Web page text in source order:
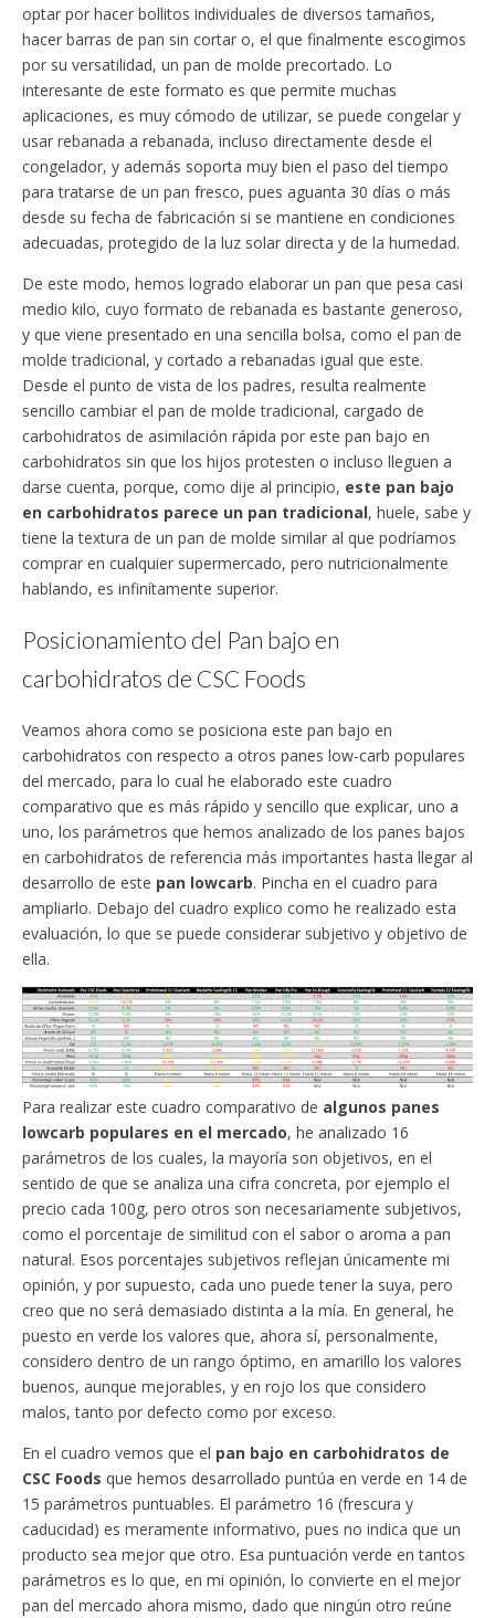
optar por hacer bollitos individuales de diversos tamaños,
hacer barras de pan sin cortar o, el que finalmente escogimos
por su versatilidad, un pan de molde precortado. Lo
interesante de este formato es que permite muchas
aplicaciones, es muy cómodo de utilizar, se puede congelar y
usar rebanada a rebanada, incluso directamente desde el
congelador, y además soporta muy bien el paso del tiempo
para tratarse de un pan fresco, pues aguanta 30 días o más
desde su fecha de fabricación si se mantiene en condiciones
adecuadas, protegido de la luz solar directa y de la humedad.
De este modo, hemos logrado elaborar un pan que pesa casi
medio kilo, cuyo formato de rebanada es bastante generoso,
y que viene presentado en una sencilla bolsa, como el pan de
molde tradicional, y cortado a rebanadas igual que este.
Desde el punto de vista de los padres, resulta realmente
sencillo cambiar el pan de molde tradicional, cargado de
carbohidratos de asimilación rápida por este pan bajo en
carbohidratos sin que los hijos protesten o incluso lleguen a
darse cuenta, porque, como dije al principio, este pan bajo
en carbohidratos parece un pan tradicional, huele, sabe y
tiene la textura de un pan de molde similar al que podríamos
comprar en cualquier supermercado, pero nutricionalmente
hablando, es infinítamente superior.
Posicionamiento del Pan bajo en
carbohidratos de CSC Foods
Veamos ahora como se posiciona este pan bajo en
carbohidratos con respecto a otros panes low-carb populares
del mercado, para lo cual he elaborado este cuadro
comparativo que es más rápido y sencillo que explicar, uno a
uno, los parámetros que hemos analizado de los panes bajos
en carbohidratos de referencia más importantes hasta llegar al
desarrollo de este pan lowcarb. Pincha en el cuadro para
ampliarlo. Debajo del cuadro explico como he realizado esta
evaluación, lo que se puede considerar subjetivo y objetivo de
ella.
Para realizar este cuadro comparativo de algunos panes
lowcarb populares en el mercado, he analizado 16
parámetros de los cuales, la mayoría son objetivos, en el
sentido de que se analiza una cifra concreta, por ejemplo el
precio cada 100g, pero otros son necesariamente subjetivos,
como el porcentaje de similitud con el sabor o aroma a pan
natural. Esos porcentajes subjetivos reflejan únicamente mi
opinión, y por supuesto, cada uno puede tener la suya, pero
creo que no será demasiado distinta a la mía. En general, he
puesto en verde los valores que, ahora sí, personalmente,
considero dentro de un rango óptimo, en amarillo los valores
buenos, aunque mejorables, y en rojo los que considero
malos, tanto por defecto como por exceso.
En el cuadro vemos que el pan bajo en carbohidratos de
CSC Foods que hemos desarrollado puntúa en verde en 14 de
15 parámetros puntuables. El parámetro 16 (frescura y
caducidad) es meramente informativo, pues no indica que un
producto sea mejor que otro. Esa puntuación verde en tantos
parámetros es lo que, en mi opinión, lo convierte en el mejor
pan del mercado ahora mismo, dado que ningún otro reúne